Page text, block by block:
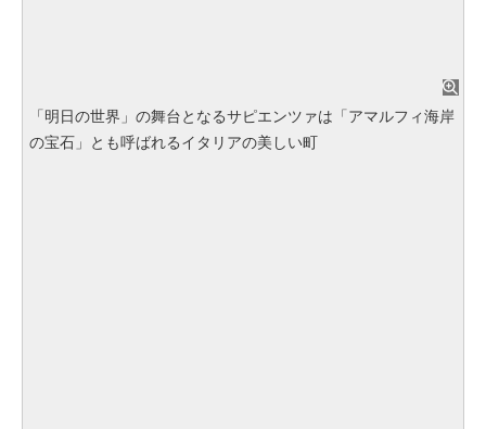
「明日の世界」の舞台となるサピエンツァは「アマルフィ海岸
の宝石」とも呼ばれるイタリアの美しい町